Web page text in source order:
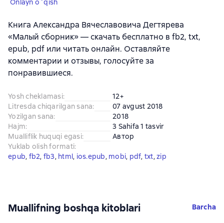
Onlayn o`qish
Книга Александра Вячеславовича Дегтярева
«Малый сборник» — скачать бесплатно в fb2, txt,
epub, pdf или читать онлайн. Оставляйте
комментарии и отзывы, голосуйте за
понравившиеся.
Yosh cheklamasi:
12+
Litresda chiqarilgan sana:
07 avgust 2018
Yozilgan sana:
2018
Hajm:
3 Sahifa 1 tasvir
Mualliflik huquqi egasi:
Автор
Yuklab olish formati:
epub, fb2, fb3, html, ios.epub, mobi, pdf, txt, zip
Muallifning boshqa kitoblari Barcha